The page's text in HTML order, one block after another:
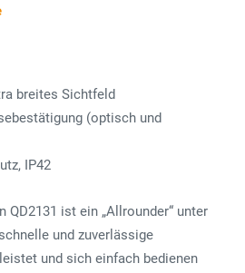
breites Sichtfeld
(optisch und
IP42
QD2131 ist ein „Allrounder“ unter
und zuverlässige
und sich einfach bedienen